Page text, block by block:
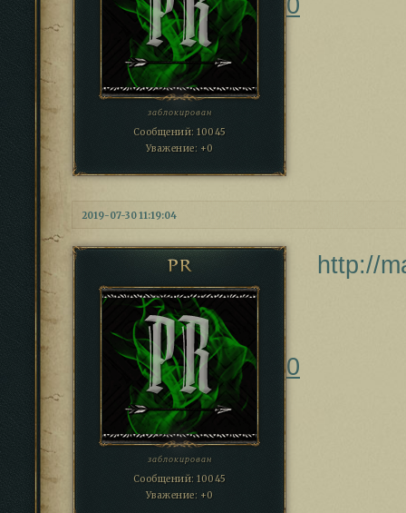
заблокирован
Сообщений: 10045
Уважение: +0
2019-07-30 11:19:04
PR
заблокирован
Сообщений: 10045
Уважение: +0
http://
0